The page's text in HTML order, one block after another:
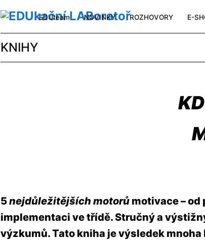
EDUteam NOVINKY ROZHOVORY E-
KNIHY
5nejdůležitějších motorů motivace –
implementaci ve třídě. Stručný a
výzkumů. Tato kniha je výsledek